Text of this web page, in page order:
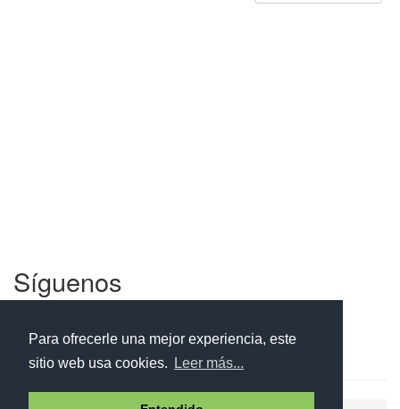
Para ofrecerle una mejor experiencia, este
sitio web usa cookies.
Leer más...
Síguenos